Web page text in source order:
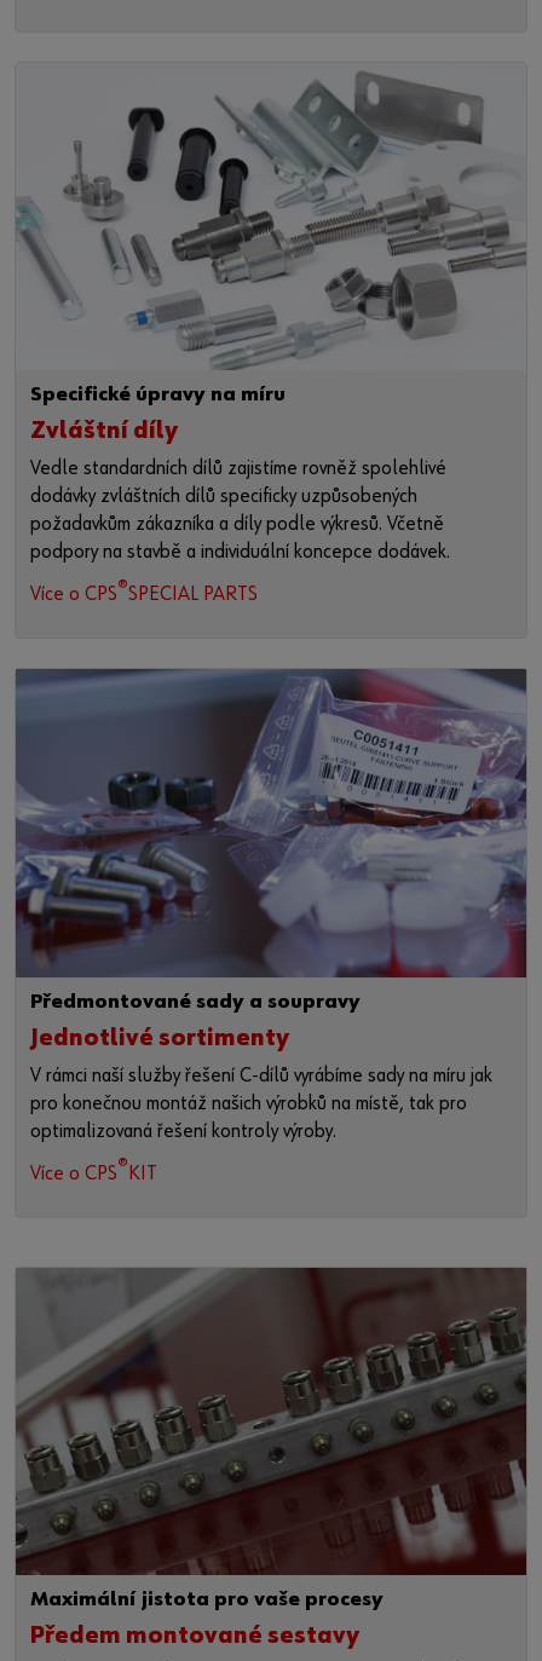
Specifické úpravy na míru
Zvláštní díly
Vedle standardních dílů zajistíme rovněž spolehlivé
dodávky zvláštních dílů specificky uzpůsobených
požadavkům zákazníka a díly podle výkresů. Včetně
podpory na stavbě a individuální koncepce dodávek.
Více o CPS®SPECIAL PARTS
Předmontované sady a soupravy
Jednotlivé sortimenty
V rámci naší služby řešení C-dílů vyrábíme sady na míru jak
pro konečnou montáž našich výrobků na místě, tak pro
optimalizovaná řešení kontroly výroby.
Více o CPS® KIT
Maximální jistota pro vaše procesy
Předem montované sestavy